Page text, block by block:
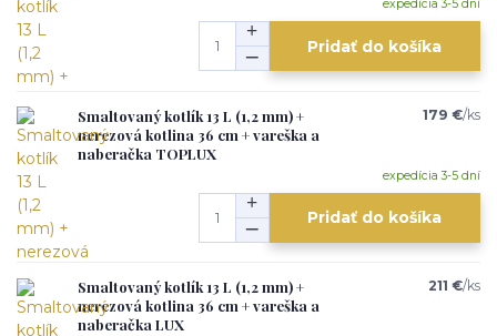
expedícia 3-5 dní
Pridať do košíka
Smaltovaný kotlík 13 L (1,2 mm) +
nerezová kotlina 36 cm + vareška a
naberačka TOPLUX
179 €/ks
expedícia 3-5 dní
Pridať do košíka
Smaltovaný kotlík 13 L (1,2 mm) +
nerezová kotlina 36 cm + vareška a
naberačka LUX
211 €/ks